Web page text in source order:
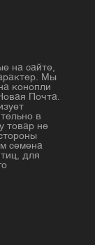
на сайте,
Мы
конопли
Почта.
в
товар не
семена
для